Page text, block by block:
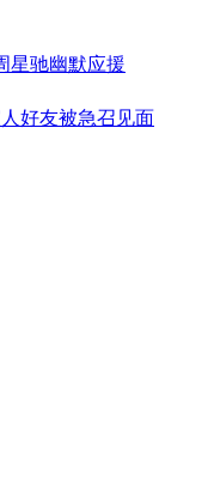
星驰幽默应援
好友被急召见面